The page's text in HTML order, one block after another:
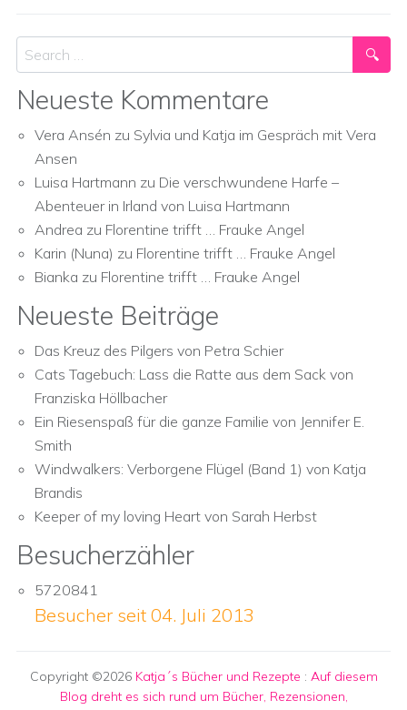
Search
Neueste Kommentare
Vera Ansén zu Sylvia und Katja im Gespräch mit Vera
Ansen
Luisa Hartmann zu Die verschwundene Harfe –
Abenteuer in Irland von Luisa Hartmann
Andrea zu Florentine trifft … Frauke Angel
Karin (Nuna) zu Florentine trifft … Frauke Angel
Bianka zu Florentine trifft … Frauke Angel
Neueste Beiträge
Das Kreuz des Pilgers von Petra Schier
Cats Tagebuch: Lass die Ratte aus dem Sack von
Franziska Höllbacher
Ein Riesenspaß für die ganze Familie von Jennifer E.
Smith
Windwalkers: Verborgene Flügel (Band 1) von Katja
Brandis
Keeper of my loving Heart von Sarah Herbst
Besucherzähler
5720841
Besucher seit 04. Juli 2013
Copyright ©2026 Katja´s Bücher und Rezepte : Auf diesem
Blog dreht es sich rund um Bücher, Rezensionen,